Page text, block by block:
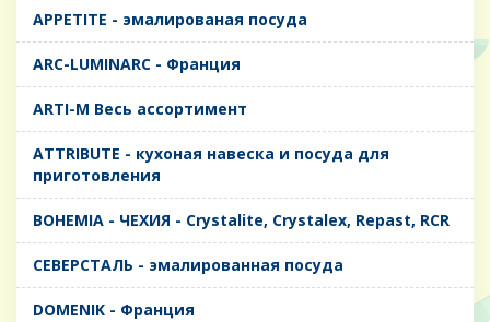
APPETITE - эмалированая посуда
ARC-LUMINARC - Франция
ARTI-M Весь ассортимент
ATTRIBUTE - кухоная навеска и посуда для
приготовления
BOHEMIA - ЧЕХИЯ - Crystalite, Crystalex, Repast, RCR
CЕВЕРСТАЛЬ - эмалированная посуда
DOMENIK - Франция